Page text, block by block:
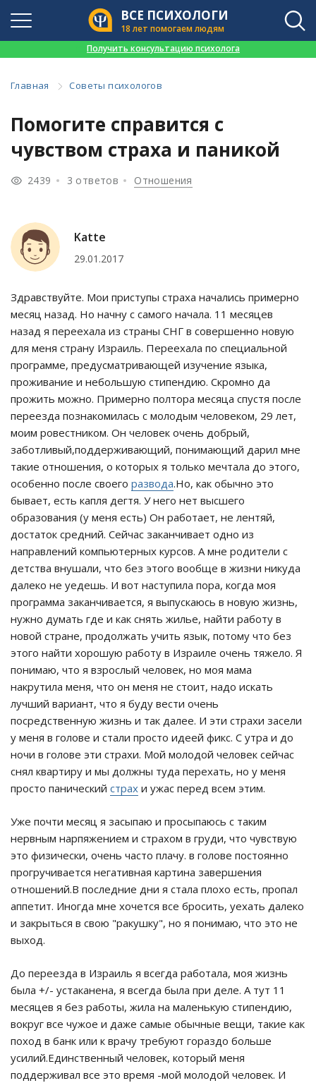
ВСЕ ПСИХОЛОГИ
18 лет помогаем людям
Получить консультацию психолога
Главная Советы психологов
Помогите справится с
чувством страха и паникой
2439 3 ответов Отношения
Katte
29.01.2017
Здравствуйте. Мои приступы страха начались примерно
месяц назад. Но начну с самого начала. 11 месяцев
назад я переехала из страны СНГ в совершенно новую
для меня страну Израиль. Переехала по специальной
программе, предусматривающей изучение языка,
проживание и небольшую стипендию. Скромно да
прожить можно. Примерно полтора месяца спустя после
переезда познакомилась с молодым человеком, 29 лет,
моим ровестником. Он человек очень добрый,
заботливый,поддерживающий, понимающий дарил мне
такие отношения, о которых я только мечтала до этого,
особенно после своего развода.Но, как обычно это
бывает, есть капля дегтя. У него нет высшего
образования (у меня есть) Он работает, не лентяй,
достаток средний. Сейчас заканчивает одно из
направлений компьютерных курсов. А мне родители с
детства внушали, что без этого вообще в жизни никуда
далеко не уедешь. И вот наступила пора, когда моя
программа заканчивается, я выпускаюсь в новую жизнь,
нужно думать где и как снять жилье, найти работу в
новой стране, продолжать учить язык, потому что без
этого найти хорошую работу в Израиле очень тяжело. Я
понимаю, что я взрослый человек, но моя мама
накрутила меня, что он меня не стоит, надо искать
лучший вариант, что я буду вести очень
посредственную жизнь и так далее. И эти страхи засели
у меня в голове и стали просто идеей фикс. С утра и до
ночи в голове эти страхи. Мой молодой человек сейчас
снял квартиру и мы должны туда перехать, но у меня
просто панический страх и ужас перед всем этим.
Уже почти месяц я засыпаю и просыпаюсь с таким
нервным нарпяжением и страхом в груди, что чувствую
это физически, очень часто плачу. в голове постоянно
прогручивается негативная картина завершения
отношений.В последние дни я стала плохо есть, пропал
аппетит. Иногда мне хочется все бросить, уехать далеко
и закрыться в свою "ракушку", но я понимаю, что это не
выход.
До переезда в Израиль я всегда работала, моя жизнь
была +/- устаканена, я всегда была при деле. А тут 11
месяцев я без работы, жила на маленькую стипендию,
вокруг все чужое и даже самые обычные вещи, такие как
поход в банк или к врачу требуют гораздо больше
усилий.Единственный человек, который меня
поддерживал все это время -мой молодой человек. И